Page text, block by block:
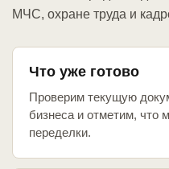
МЧС, охране труда и
Что уже готово
Проверим текущую
бизнеса и отметим, что
переделки.